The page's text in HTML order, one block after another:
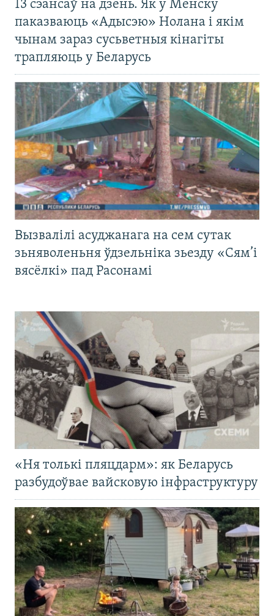
13 сэансаў на дзень. Як у Менску
паказваюць «Адысэю» Нолана і якім
чынам зараз сусьветныя кінагіты
трапляюць у Беларусь
Вызвалілі асуджанага на сем сутак
зьняволеньня ўдзельніка зьезду «Сям’і
вясёлкі» пад Расонамі
«Ня толькі пляцдарм»: як Беларусь
разбудоўвае вайсковую інфраструктуру